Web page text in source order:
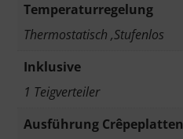
Temperaturregelung
Thermostatisch ,Stufenlos
Inklusive
1 Teigverteiler
Ausführung Crêpeplatten